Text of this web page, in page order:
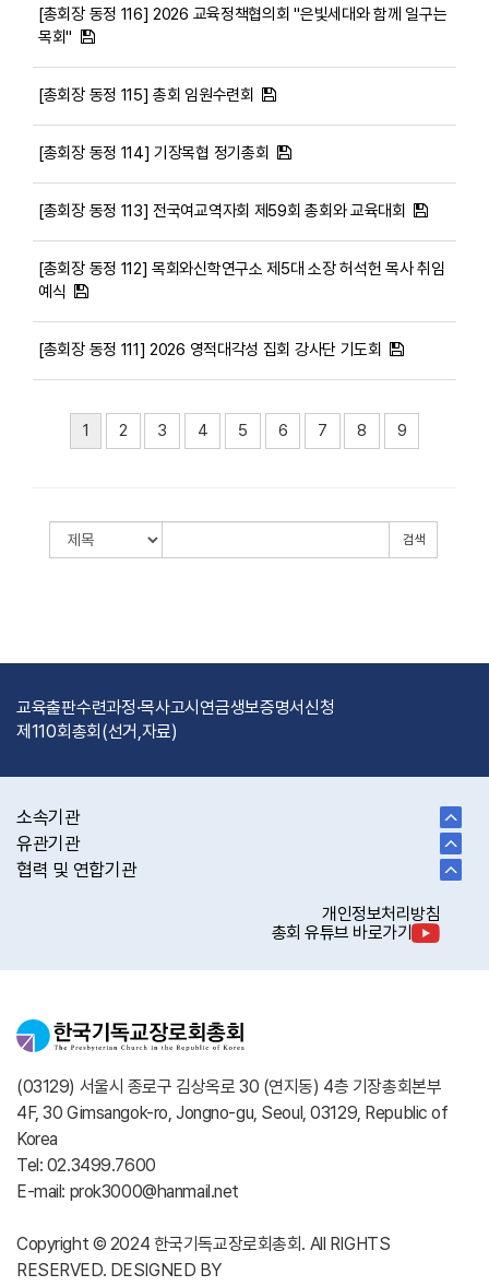
[총회장 동정 116] 2026 교육정책협의회 "은빛세대와 함께 일구는
목회"
[총회장 동정 115] 총회 임원수련회
[총회장 동정 114] 기장목협 정기총회
[총회장 동정 113] 전국여교역자회 제59회 총회와 교육대회
[총회장 동정 112] 목회와신학연구소 제5대 소장 허석헌 목사 취임
예식
[총회장 동정 111] 2026 영적대각성 집회 강사단 기도회
1 2 3 4 5 6 7 8 9
검색
교육출판수련과정·목사고시 연금생보증명서신청
제110회총회(선거,자료)
소속기관
유관기관
협력 및 연합기관
개인정보처리방침
총회 유튜브 바로가기
(03129) 서울시 종로구 김상옥로 30 (연지동) 4층 기장총회본부
4F, 30 Gimsangok-ro, Jongno-gu, Seoul, 03129, Republic of
Korea
Tel: 02.3499.7600
E-mail: prok3000@hanmail.net
Copyright © 2024 한국기독교장로회총회. All RIGHTS
RESERVED. DESIGNED BY